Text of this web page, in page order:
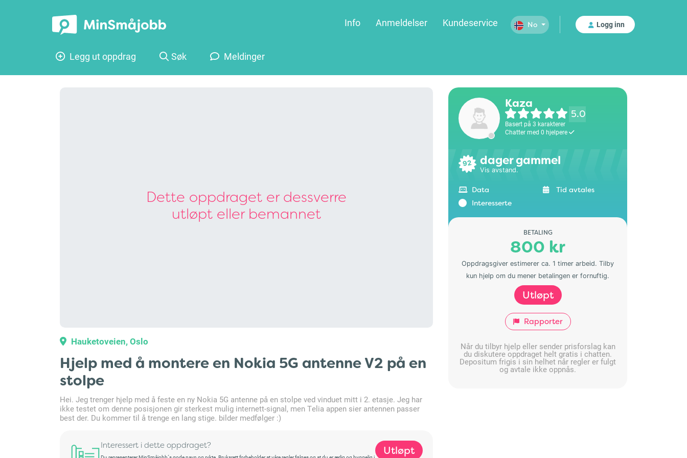
Info Anmeldelser Kundeservice No Logg inn
Legg ut oppdrag Søk Meldinger
Dette oppdraget er dessverre
utløpt eller bemannet
Hauketoveien, Oslo
Hjelp med å montere en Nokia 5G antenne V2 på en
stolpe
Hei. Jeg trenger hjelp med å feste en ny Nokia 5G antenne på en stolpe ved vinduet mitt i 2. etasje. Jeg har
ikke testet om denne posisjonen gir sterkest mulig internett-signal, men Telia appen sier antennen passer
best der. Du kommer til å trenge en lang stige. bilder medfølger :)
Interessert i dette oppdraget? Utløpt
Kaza
5.0
Basert på 3 karakterer
Chatter med 0 hjelpere
92 dager gammel
Vis avstand.
Data
Tid avtales
Interesserte
BETALING
800 kr
Oppdragsgiver estimerer ca. 1 timer arbeid. Tilby
kun hjelp om du mener betalingen er fornuftig.
Utløpt
Rapporter
Når du tilbyr hjelp eller sender prisforslag kan
du diskutere oppdraget helt gratis i chatten.
Depositum frigis i sin helhet når regler er fulgt
og avtale ikke oppnås.